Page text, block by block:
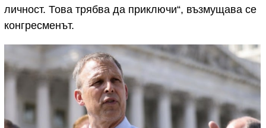
личност. Това трябва да приключи“, възмущава се
конгресменът.